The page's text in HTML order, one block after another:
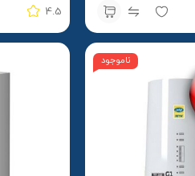
4.5
ناموجود